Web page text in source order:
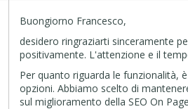
Buongiorno Francesco,
desidero ringraziarti sinceramente
positivamente. L'attenzione e il
Per quanto riguarda le funzionalità,
opzioni. Abbiamo scelto di
sul miglioramento della SEO On